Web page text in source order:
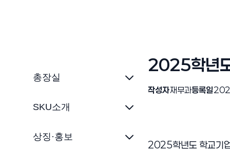
총장실
SKU소개
상징·홍보
2025학년
작성자재무과등록일
2025학년도 학교기